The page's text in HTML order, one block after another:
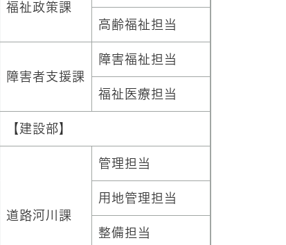
福祉政策課
高齢福祉担当
障害者支援課
障害福祉担当
福祉医療担当
【建設部】
道路河川課
管理担当
用地管理担当
整備担当